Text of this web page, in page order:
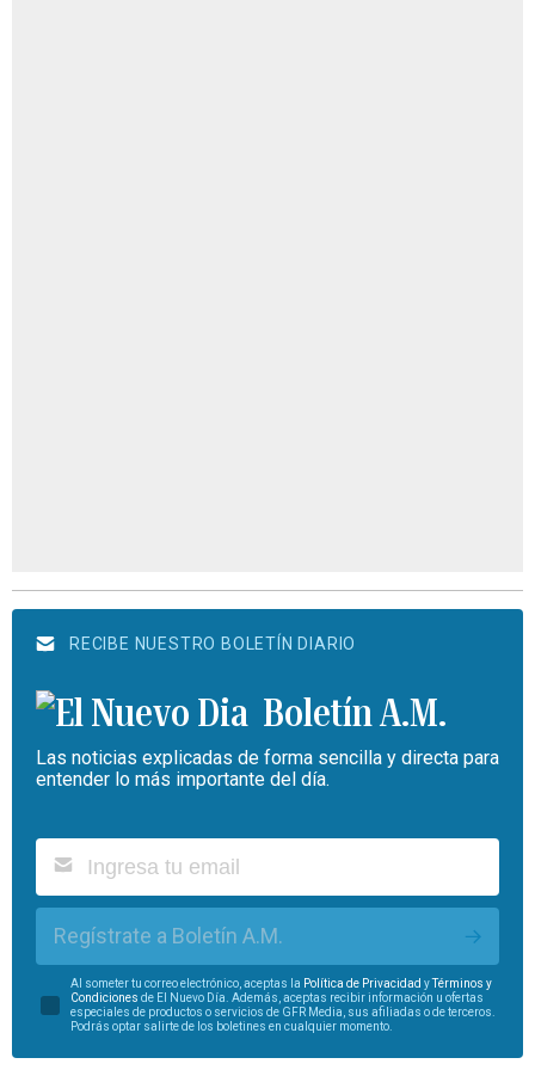
RECIBE NUESTRO BOLETÍN DIARIO
Boletín A.M.
Las noticias explicadas de forma sencilla y directa para
entender lo más importante del día.
Regístrate a Boletín A.M.
Al someter tu correo electrónico, aceptas la Política de Privacidad yTérminos y
Condiciones de El Nuevo Día. Además, aceptas recibir información u ofertas
especiales de productos o servicios de GFR Media, sus afiliadas o de terceros.
Podrás optar salirte de los boletines en cualquier momento.